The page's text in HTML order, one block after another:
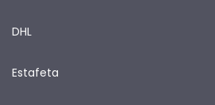
DHL
Estafeta